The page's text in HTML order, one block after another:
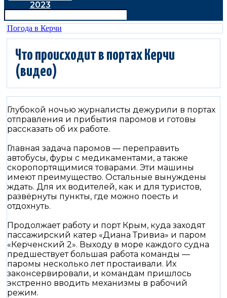
2023
Погода в Керчи
Что происходит в портах Керчи
(видео)
Глубокой ночью журналисты дежурили в портах
отправления и прибытия паромов и готовы
рассказать об их работе.
Главная задача паромов — переправить
автобусы, фуры с медикаментами, а также
скоропортящимися товарами. Эти машины
имеют преимущество. Остальные вынуждены
ждать. Для их водителей, как и для туристов,
развёрнуты пункты, где можно поесть и
отдохнуть.
Продолжает работу и порт Крым, куда заходят
пассажирский катер «Диана Тривиа» и паром
«Керченский 2». Выходу в море каждого судна
предшествует большая работа команды —
паромы несколько лет простаивали. Их
законсервировали, и командам пришлось
экстренно вводить механизмы в рабочий
режим.